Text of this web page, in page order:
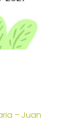
– Juan